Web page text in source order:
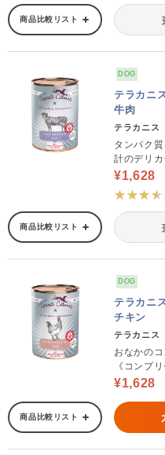
商品比較リスト
DOG
テラカ
牛肉
テラカニス
タンパク
計のデリカ
¥1,628
商品比較リスト
DOG
テラカニ
チキン
テラカニス
おなかの
《コンプ
¥1,628
商品比較リスト